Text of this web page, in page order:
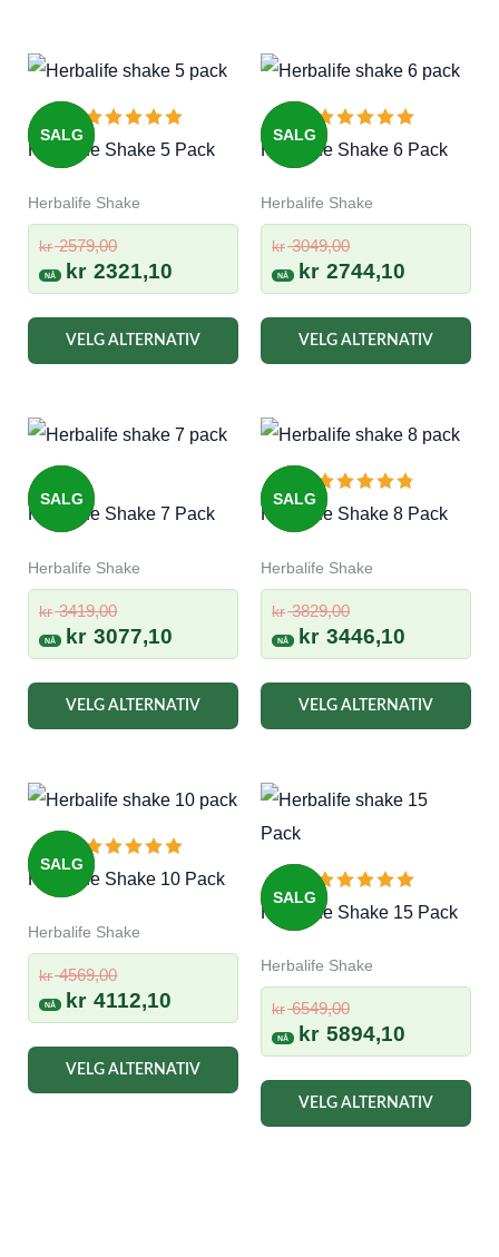
SALG
Herbalife Shake 5 Pack
Herbalife Shake
kr2579,00Opprinnelig
pris
var:
kr 2579,00.
kr 2321,10 Nåværende
pris
er:
kr 2321,10.
VELG ALTERNATIV
SALG
Herbalife Shake 6 Pack
Herbalife Shake
kr3049,00Opprinnelig
pris
var:
kr 3049,00.
kr 2744,10
pris
er:
kr
VELG ALTERNATIV
SALG
Herbalife Shake 7 Pack
Herbalife Shake
kr3419,00Opprinnelig
pris
var:
kr 3419,00.
kr 3077,10 Nåværende
pris
er:
kr 3077,10.
VELG ALTERNATIV
SALG
Herbalife Shake 8 Pack
Herbalife Shake
kr3829,00Opprinnelig
pris
var:
kr 3829,00.
kr 3446,10
pris
er:
kr
VELG ALTERNATIV
SALG
Herbalife Shake 10 Pack
Herbalife Shake
kr4569,00Opprinnelig
pris
var:
kr 4569,00.
kr 4112,10 Nåværende
pris
er:
kr 4112,10.
VELG ALTERNATIV
SALG
Herbalife Shake 15 Pack
Herbalife Shake
kr6549,00Opprinnelig
pris
var:
kr 6549,00.
kr 5894,10
pris
er:
kr
VELG ALTERNATIV